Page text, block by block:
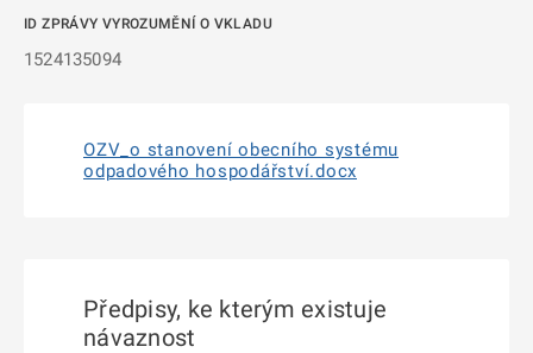
ID ZPRÁVY VYROZUMĚNÍ O VKLADU
1524135094
OZV_o stanovení obecního systému
odpadového hospodářství.docx
Předpisy, ke kterým existuje
návaznost